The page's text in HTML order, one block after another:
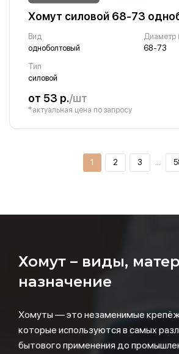
Хомут силовой 68-73
Вид
одноболтовый
Диаметр
68-73
Тип
силовой
от 53 р./шт
*актуальная цена по запросу
1 2 3 …
Хомут – виды,
назначение
Хомуты — это незаменимые
которые используются в самых
бытового применения до